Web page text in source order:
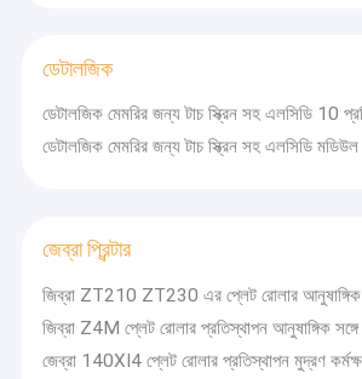
ডেটালজিক
ডেটালজিক মেমরির জন্য টাচ স্ক্রিন সহ এলসিডি 10
ডেটালজিক মেমরির জন্য টাচ স্ক্রিন সহ এলসিডি
জেব্রা প্রিন্টার
জিব্রা ZT210 ZT230 এর প্লেট রোলার
জিব্রা Z4M প্লেট রোলার প্রতিস্থাপন আনুষাঙ্গিক সঙ্গে
জেব্রা 140XI4 প্লেট রোলার প্রতিস্থাপন মুদ্রণ